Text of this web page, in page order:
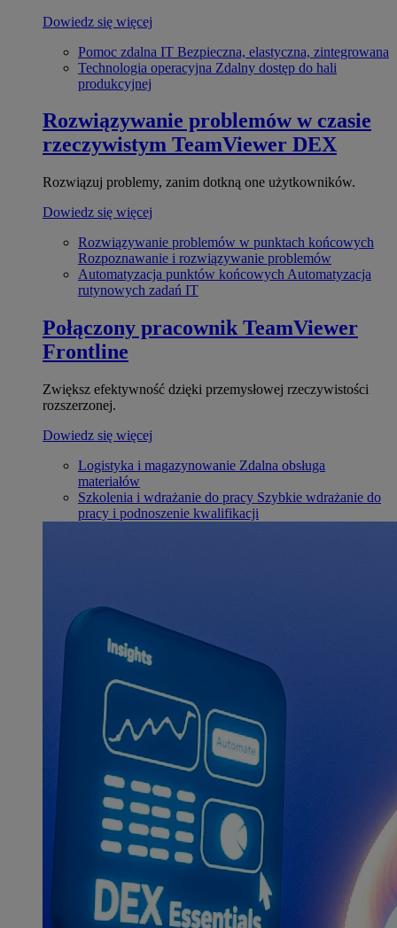
Dowiedz się więcej
Pomoc zdalna IT Bezpieczna, elastyczna, zintegrowana
Technologia operacyjna Zdalny dostęp do hali
produkcyjnej
Rozwiązywanie problemów w czasie
rzeczywistym TeamViewer DEX
Rozwiązuj problemy, zanim dotkną one użytkowników.
Dowiedz się więcej
Rozwiązywanie problemów w punktach końcowych
Rozpoznawanie i rozwiązywanie problemów
Automatyzacja punktów końcowych Automatyzacja
rutynowych zadań IT
Połączony pracownik TeamViewer
Frontline
Zwiększ efektywność dzięki przemysłowej rzeczywistości
rozszerzonej.
Dowiedz się więcej
Logistyka i magazynowanie Zdalna obsługa
materiałów
Szkolenia i wdrażanie do pracy Szybkie wdrażanie do
pracy i podnoszenie kwalifikacji